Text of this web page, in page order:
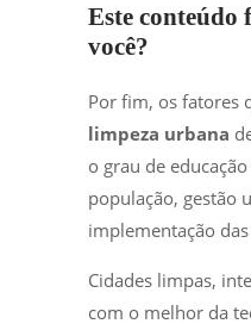
Este conteúdo
você?
Por fim, os fatores
limpeza urbana
o grau de
população, gestão
implementação
Cidades limpas,
com o melhor da